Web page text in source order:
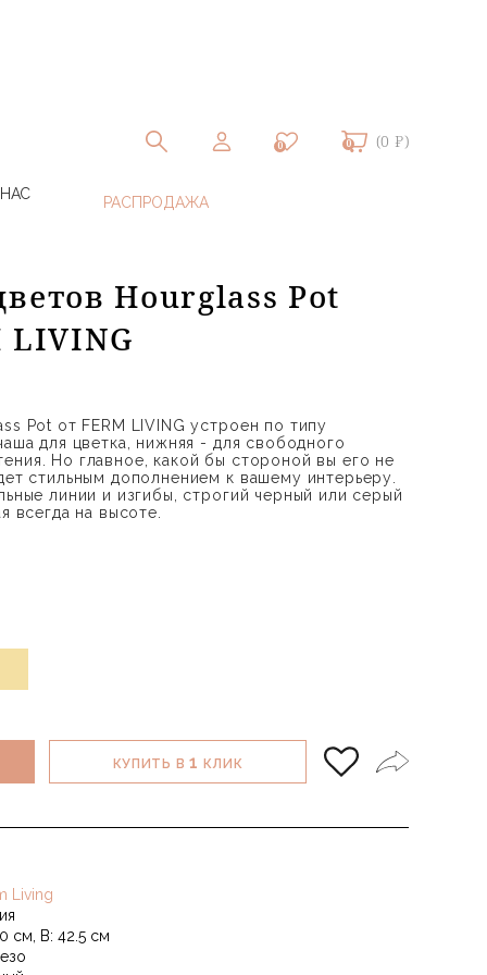
0 0 (0 ₽)
Hourglass Pot
LIVING
Pot от FERM LIVING устроен по типу
для цветка, нижняя - для свободного
Но главное, какой бы стороной вы его не
стильным дополнением к вашему интерьеру.
линии и изгибы, строгий черный или серый
всегда на высоте.
КУПИТЬ В1 КЛИК
Living
см, В: 42.5 см